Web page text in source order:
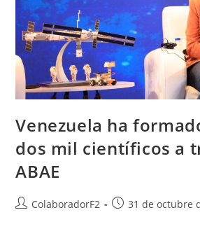
Venezuela ha
dos mil científicos a
ABAE
ColaboradorF2 31 de octubre